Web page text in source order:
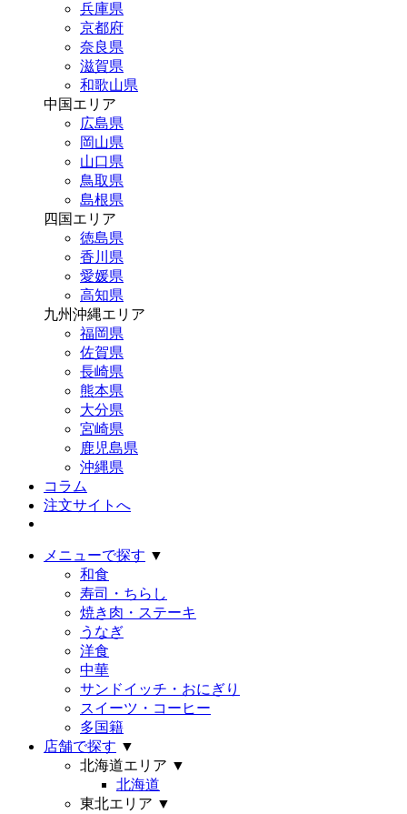
兵庫県
京都府
奈良県
滋賀県
和歌山県
中国エリア
広島県
岡山県
山口県
鳥取県
島根県
四国エリア
徳島県
香川県
愛媛県
高知県
九州沖縄エリア
福岡県
佐賀県
長崎県
熊本県
大分県
宮崎県
鹿児島県
沖縄県
コラム
注文サイトへ
メニューで探す ▼
和食
寿司・ちらし
焼き肉・ステーキ
うなぎ
洋食
中華
サンドイッチ・おにぎり
スイーツ・コーヒー
多国籍
店舗で探す ▼
北海道エリア ▼
北海道
東北エリア ▼